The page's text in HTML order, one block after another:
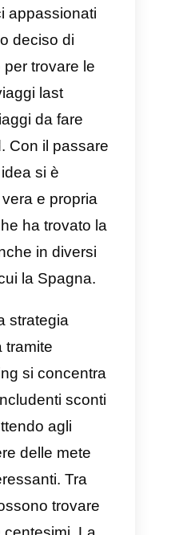
la durata del
permettendo di
richieste
l’agenzia Cubocc
campagna di
innovativa ed
in Brasile,
altri paesi come
Uruguay e
era
piattaforma online